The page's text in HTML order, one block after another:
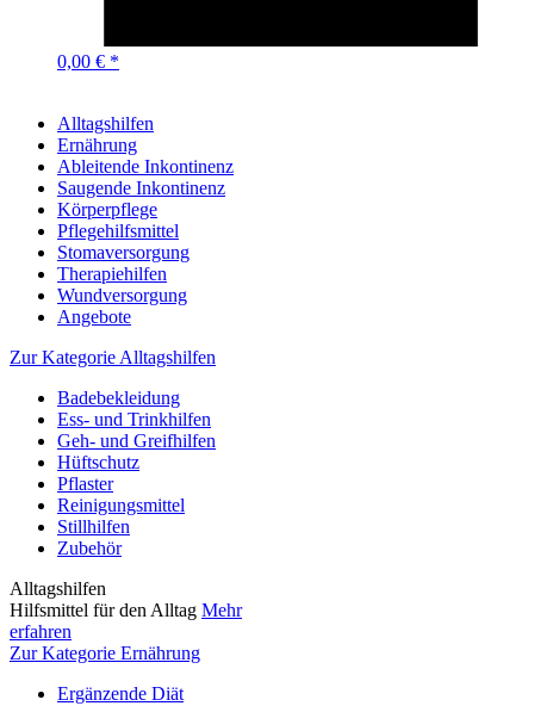
0,00 € *
Alltagshilfen
Ernährung
Ableitende Inkontinenz
Saugende Inkontinenz
Körperpflege
Pflegehilfsmittel
Stomaversorgung
Therapiehilfen
Wundversorgung
Angebote
Zur Kategorie Alltagshilfen
Badebekleidung
Ess- und Trinkhilfen
Geh- und Greifhilfen
Hüftschutz
Pflaster
Reinigungsmittel
Stillhilfen
Zubehör
Alltagshilfen
Hilfsmittel für den Alltag Mehr
erfahren
Zur Kategorie Ernährung
Ergänzende Diät